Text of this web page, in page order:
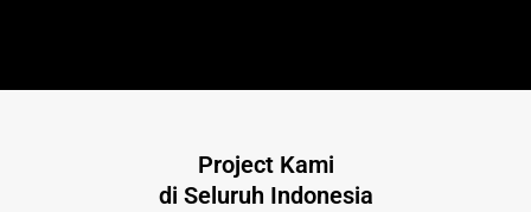
Project Kami
di Seluruh Indonesia